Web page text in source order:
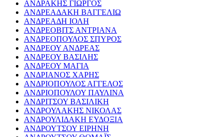
ΑΝΔΡΑΚΗΣ ΓΙΩΡΓΟΣ
ΑΝΔΡΕΑΔΑΚΗ ΒΑΓΓΕΛΙΩ
ΑΝΔΡΕΑΔΗ ΙΟΛΗ
ΑΝΔΡΕΟΒΙΤΣ ΑΝΤΡΙΑΝΑ
ΑΝΔΡΕΟΠΟΥΛΟΣ ΣΠΥΡΟΣ
ΑΝΔΡΕΟΥ ΑΝΔΡΕΑΣ
ΑΝΔΡΕΟΥ ΒΑΣΙΛΗΣ
ΑΝΔΡΕΟΥ ΜΑΓΙΑ
ΑΝΔΡΙΑΝΟΣ ΧΑΡΗΣ
ΑΝΔΡΙΟΠΟΥΛΟΣ ΑΓΓΕΛΟΣ
ΑΝΔΡΙΟΠΟΥΛΟΥ ΠΑΥΛΙΝΑ
ΑΝΔΡΙΤΣΟΥ ΒΑΣΙΛΙΚΗ
ΑΝΔΡΟΥΛΑΚΗΣ ΝΙΚΟΛΑΣ
ΑΝΔΡΟΥΛΙΔΑΚΗ ΕΥΔΟΞΙΑ
ΑΝΔΡΟΥΤΣΟΥ ΕΙΡΗΝΗ